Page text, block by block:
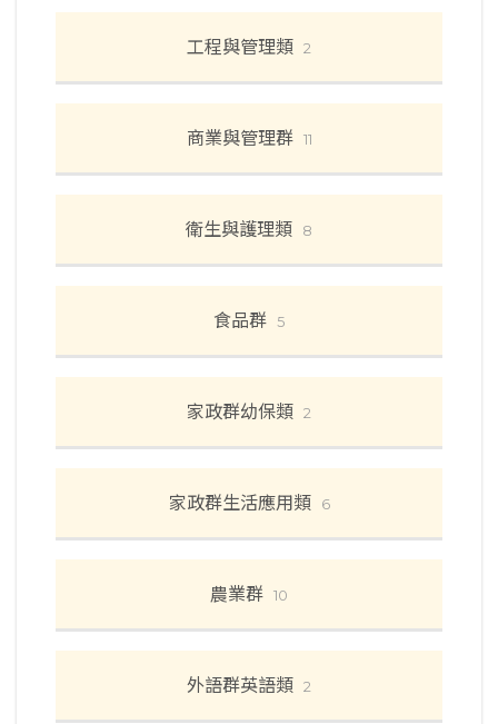
工程與管理類 2
商業與管理群 11
衛生與護理類 8
食品群 5
家政群幼保類 2
家政群生活應用類 6
農業群 10
外語群英語類 2